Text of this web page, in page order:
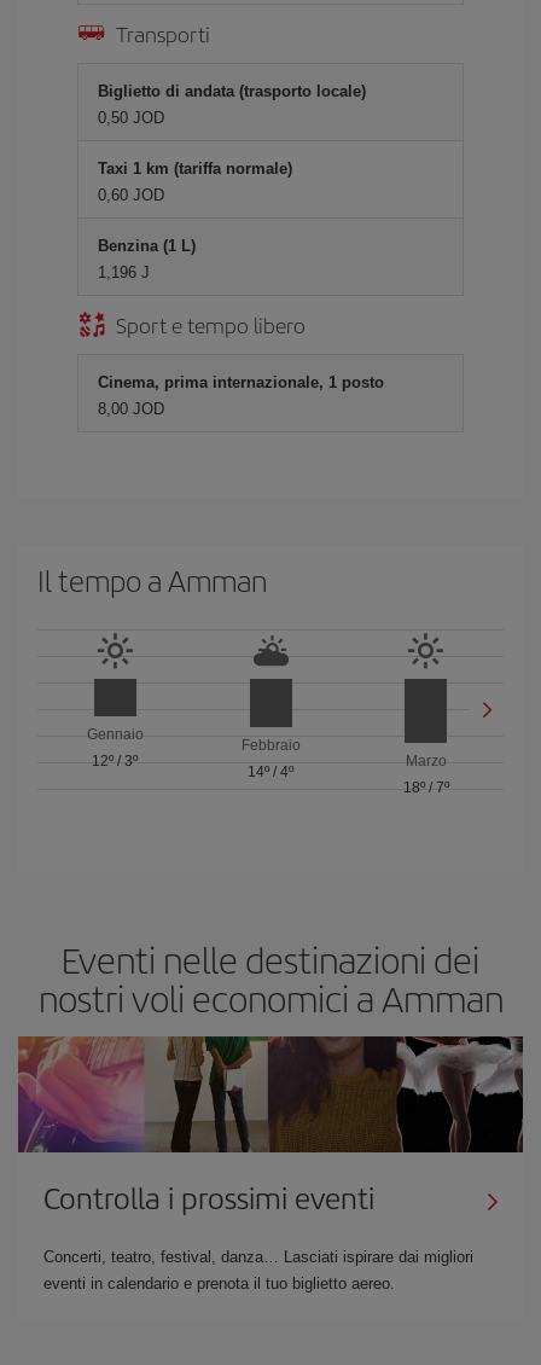
Transporti
Biglietto di andata (trasporto locale)
0,50 JOD
Taxi 1 km (tariffa normale)
0,60 JOD
Benzina (1 L)
1,196 J
Sport e tempo libero
Cinema, prima internazionale, 1 posto
8,00 JOD
Il tempo a Amman
Gennaio
12º /3º
Febbraio
14º / 4º
Marzo
18º/ 7º
Eventi nelle destinazioni dei
nostri voli economici a Amman
Controlla i prossimi eventi
Concerti, teatro, festival, danza… Lasciati ispirare dai migliori
eventi in calendario e prenota il tuo biglietto aereo.